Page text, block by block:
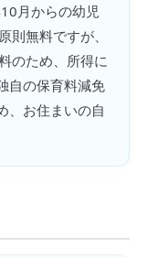
月からの幼児
無料ですが、
のため、所得に
自の保育料減免
、お住まいの自